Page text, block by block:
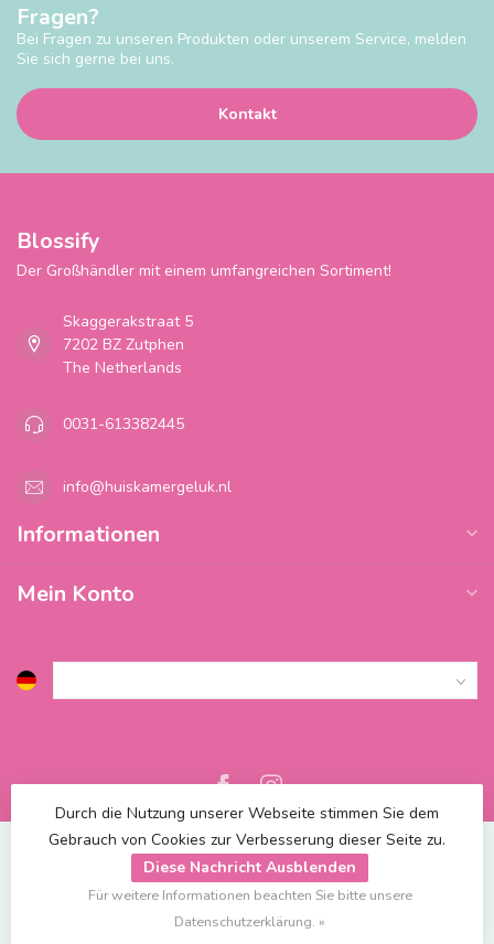
Fragen?
Bei Fragen zu unseren Produkten oder unserem Service, melden
Sie sich gerne bei uns.
Kontakt
Blossify
Der Großhändler mit einem umfangreichen Sortiment!
Skaggerakstraat 5
7202 BZ Zutphen
The Netherlands
0031-613382445
info@huiskamergeluk.nl
Informationen
Mein Konto
© Copyright 2026 Blossify| Powered by
Durch die Nutzung unserer Webseite stimmen Sie dem
Gebrauch von Cookies zur Verbesserung dieser Seite zu.
Diese Nachricht Ausblenden
Für weitere Informationen beachten Sie bitte unsere
Datenschutzerklärung. »